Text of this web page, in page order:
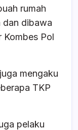
rumah
dan dibawa
Kombes Pol
mengaku
TKP
pelaku